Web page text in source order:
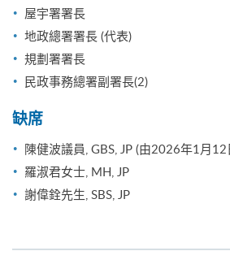
屋宇署署長
地政總署署長 (代表)
規劃署署長
民政事務總署副署長(2)
缺席
陳健波議員, GBS, JP (由2026年1月
羅淑君女士, MH, JP
謝偉銓先生, SBS, JP